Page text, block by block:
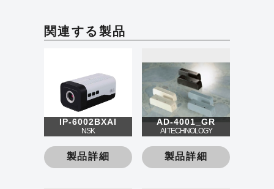
関連する製品
IP-6002BXAI
NSK
製品詳細
AD-4001_GR
AI TECHNOLOGY
製品詳細